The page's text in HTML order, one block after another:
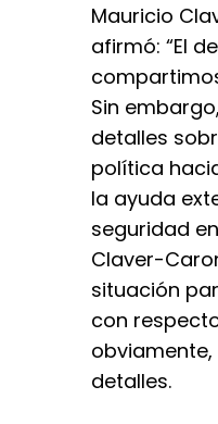
Mauricio
afirmó: “El
Sin
detalles
política
la ayuda
seguridad
Claver-
situación
con
obviamente,
detalles.